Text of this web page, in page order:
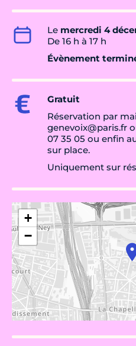
Le mercredi 4
De 16 h à 17 h
Évènement
Gratuit
Réservation par
genevoix@paris.fr
07 35 05 ou enfin
sur place.
Uniquement sur
+
−